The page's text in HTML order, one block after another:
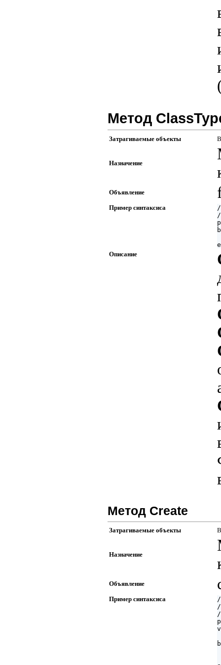
Метод
Затрагиваемые объекты
Назначение
Объявление
Пример синтаксиса
Описание
Метод Create
Затрагиваемые объекты
Назначение
Объявление
Пример синтаксиса